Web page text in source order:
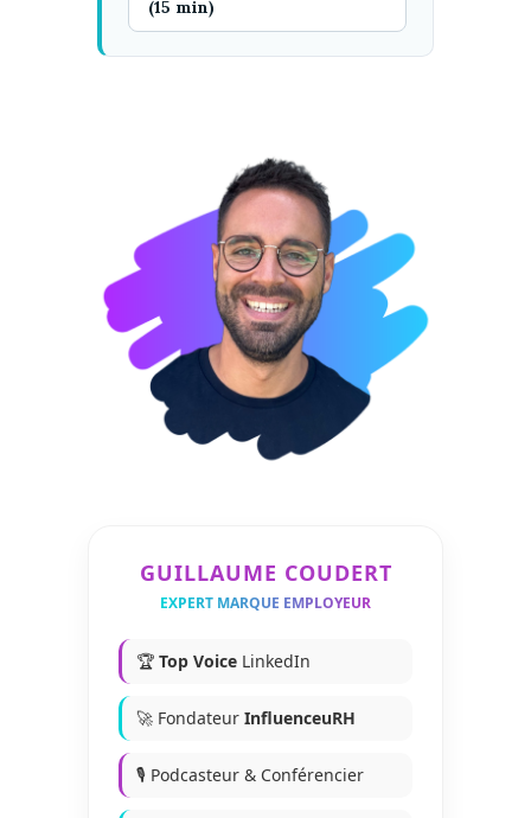
(15 min)
GUILLAUME COUDERT
EXPERT MARQUE EMPLOYEUR
🏆 Top Voice LinkedIn
🚀 Fondateur InfluenceuRH
🎙️ Podcasteur & Conférencier